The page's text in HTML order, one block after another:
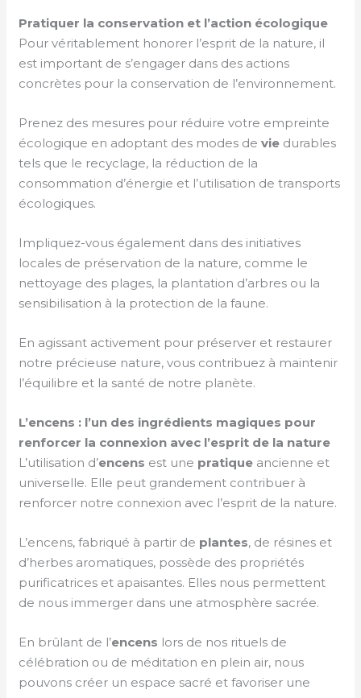
Pratiquer la conservation et l’action écologique
Pour véritablement honorer l’esprit de la nature, il
est important de s’engager dans des actions
concrètes pour la conservation de l’environnement.
Prenez des mesures pour réduire votre empreinte
écologique en adoptant des modes devie durables
tels que le recyclage, la réduction de la
consommation d’énergie et l’utilisation de transports
écologiques.
Impliquez-vous également dans des initiatives
locales de préservation de la nature, comme le
nettoyage des plages, la plantation d’arbres ou la
sensibilisation à la protection de la faune.
En agissant activement pour préserver et restaurer
notre précieuse nature, vous contribuez à maintenir
l’équilibre et la santé de notre planète.
L’encens : l’un des ingrédients magiques pour
renforcer la connexion avec l’esprit de la nature
L’utilisation d’encens est une pratique ancienne et
universelle. Elle peut grandement contribuer à
renforcer notre connexion avec l’esprit de la nature.
L’encens, fabriqué à partir de plantes, de résines et
d’herbes aromatiques, possède des propriétés
purificatrices et apaisantes. Elles nous permettent
de nous immerger dans une atmosphère sacrée.
En brûlant de l’encens lors de nos rituels de
célébration ou de méditation en plein air, nous
pouvons créer un espace sacré et favoriser une